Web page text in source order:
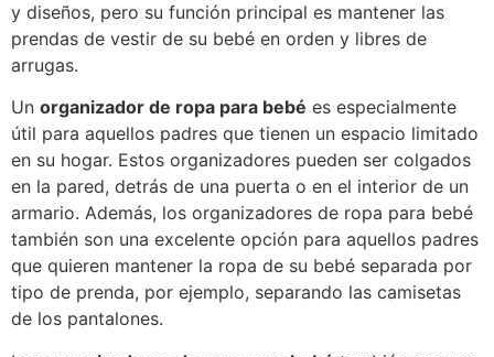
y diseños, pero su función principal es mantener las
prendas de vestir de su bebé en orden y libres de
arrugas.
Un organizador de ropa para bebé es especialmente
útil para aquellos padres que tienen un espacio limitado
en su hogar. Estos organizadores pueden ser colgados
en la pared, detrás de una puerta o en el interior de un
armario. Además, los organizadores de ropa para bebé
también son una excelente opción para aquellos padres
que quieren mantener la ropa de su bebé separada por
tipo de prenda, por ejemplo, separando las camisetas
de los pantalones.